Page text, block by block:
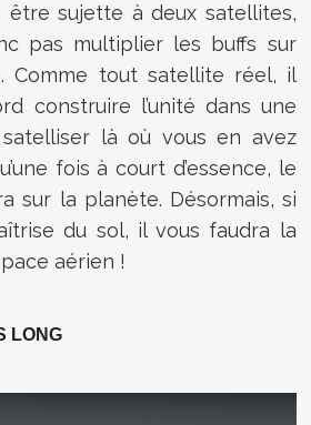
sujette à deux satellites,
pas multiplier les buffs sur
Comme tout satellite réel, il
construire l’unité dans une
là où vous en avez
fois à court d’essence, le
sur la planète. Désormais, si
du sol, il vous faudra la
aérien !
LONG